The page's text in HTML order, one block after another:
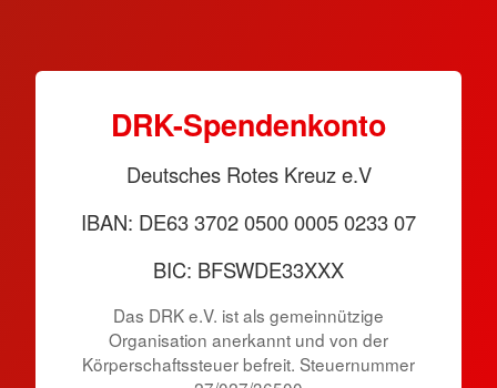
DRK-Spendenkonto
Deutsches Rotes Kreuz e.V
IBAN: DE63 3702 0500 0005 0233 07
BIC: BFSWDE33XXX
Das DRK e.V. ist als gemeinnützige
Organisation anerkannt und von der
Körperschaftssteuer befreit. Steuernummer